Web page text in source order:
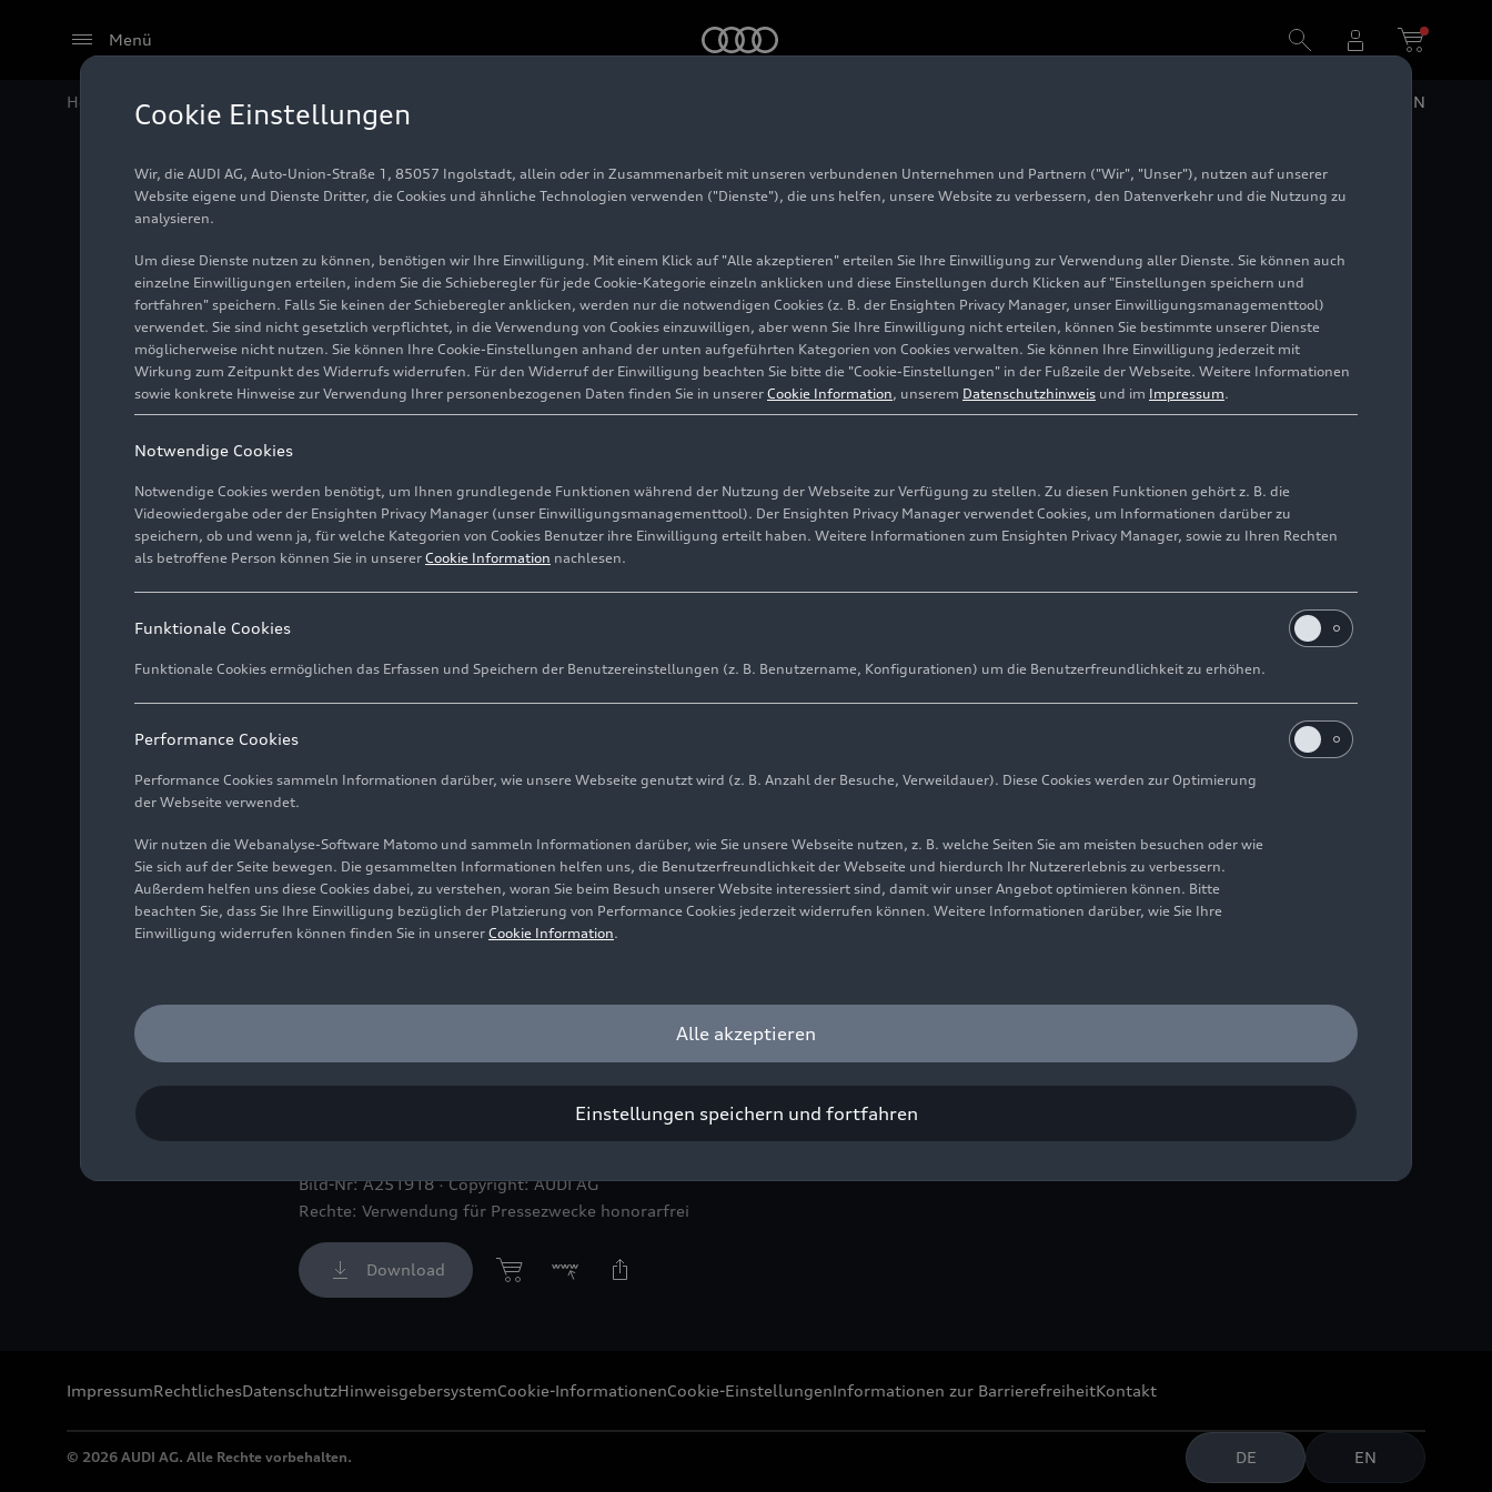
Menü
Home Audi Media Center Fotos EN
Updates für fünf Audi Baureihen:
noch mehr Emotionen, Komfort und
Features
Foto 26.11.2025
Der Rückfahrassistent übernimmt die Lenkung auf den letzten 50 Metern und erleichtert das Rangieren in engen
Bild-Nr: A251918 · Copyright: AUDI AG
Rechte: Verwendung für Pressezwecke honorarfrei
Download
ImpressumRechtlichesDatenschutzHinweisgebersystemCookie-InformationenCookie-EinstellungenInformationen zur BarrierefreiheitKontakt
© 2026 AUDI AG. Alle Rechte vorbehalten. DE EN
Cookie Einstellungen
Wir, die AUDI AG, Auto-Union-Straße 1, 85057 Ingolstadt, allein oder in Zusammenarbeit mit unseren verbundenen Unternehmen und Partnern ("Wir", "Unser"), nutzen auf unserer
Website eigene und Dienste Dritter, die Cookies und ähnliche Technologien verwenden ("Dienste"), die uns helfen, unsere Website zu verbessern, den Datenverkehr und die Nutzung zu
analysieren.
Um diese Dienste nutzen zu können, benötigen wir Ihre Einwilligung. Mit einem Klick auf "Alle akzeptieren" erteilen Sie Ihre Einwilligung zur Verwendung aller Dienste. Sie können auch
einzelne Einwilligungen erteilen, indem Sie die Schieberegler für jede Cookie-Kategorie einzeln anklicken und diese Einstellungen durch Klicken auf "Einstellungen speichern und
fortfahren" speichern. Falls Sie keinen der Schieberegler anklicken, werden nur die notwendigen Cookies (z. B. der Ensighten Privacy Manager, unser Einwilligungsmanagementtool)
verwendet. Sie sind nicht gesetzlich verpflichtet, in die Verwendung von Cookies einzuwilligen, aber wenn Sie Ihre Einwilligung nicht erteilen, können Sie bestimmte unserer Dienste
möglicherweise nicht nutzen. Sie können Ihre Cookie-Einstellungen anhand der unten aufgeführten Kategorien von Cookies verwalten. Sie können Ihre Einwilligung jederzeit mit
Wirkung zum Zeitpunkt des Widerrufs widerrufen. Für den Widerruf der Einwilligung beachten Sie bitte die "Cookie-Einstellungen" in der Fußzeile der Webseite. Weitere Informationen
sowie konkrete Hinweise zur Verwendung Ihrer personenbezogenen Daten finden Sie in unserer Cookie Information, unserem Datenschutzhinweis und im Impressum.
Notwendige Cookies
Notwendige Cookies werden benötigt, um Ihnen grundlegende Funktionen während der Nutzung der Webseite zur Verfügung zu stellen. Zu diesen Funktionen gehört z. B. die
Videowiedergabe oder der Ensighten Privacy Manager (unser Einwilligungsmanagementtool). Der Ensighten Privacy Manager verwendet Cookies, um Informationen darüber zu
speichern, ob und wenn ja, für welche Kategorien von Cookies Benutzer ihre Einwilligung erteilt haben. Weitere Informationen zum Ensighten Privacy Manager, sowie zu Ihren Rechten
als betroffene Person können Sie in unserer Cookie Information nachlesen.
Funktionale Cookies
Funktionale Cookies ermöglichen das Erfassen und Speichern der Benutzereinstellungen (z. B. Benutzername, Konfigurationen) um die Benutzerfreundlichkeit zu erhöhen.
Performance Cookies
Performance Cookies sammeln Informationen darüber, wie unsere Webseite genutzt wird (z. B. Anzahl der Besuche, Verweildauer). Diese Cookies werden zur Optimierung
der Webseite verwendet.
Wir nutzen die Webanalyse-Software Matomo und sammeln Informationen darüber, wie Sie unsere Webseite nutzen, z. B. welche Seiten Sie am meisten besuchen oder wie
Sie sich auf der Seite bewegen. Die gesammelten Informationen helfen uns, die Benutzerfreundlichkeit der Webseite und hierdurch Ihr Nutzererlebnis zu verbessern.
Außerdem helfen uns diese Cookies dabei, zu verstehen, woran Sie beim Besuch unserer Website interessiert sind, damit wir unser Angebot optimieren können. Bitte
beachten Sie, dass Sie Ihre Einwilligung bezüglich der Platzierung von Performance Cookies jederzeit widerrufen können. Weitere Informationen darüber, wie Sie Ihre
Einwilligung widerrufen können finden Sie in unserer Cookie Information.
Alle akzeptieren
Einstellungen speichern und fortfahren